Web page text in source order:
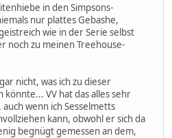
in den Simpsons-
nur plattes Gebashe,
wie in der Serie selbst
noch zu meinen Treehouse-
nicht, was ich zu dieser
könnte... VV hat das alles sehr
wenn ich Sesselmetts
kann, obwohl er sich da
begnügt gemessen an dem,